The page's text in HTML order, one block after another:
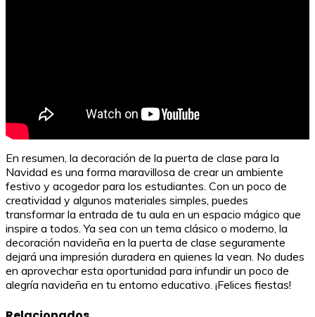
En resumen, la decoración de la puerta de clase para la
Navidad es una forma maravillosa de crear un ambiente
festivo y acogedor para los estudiantes. Con un poco de
creatividad y algunos materiales simples, puedes
transformar la entrada de tu aula en un espacio mágico que
inspire a todos. Ya sea con un tema clásico o moderno, la
decoración navideña en la puerta de clase seguramente
dejará una impresión duradera en quienes la vean. No dudes
en aprovechar esta oportunidad para infundir un poco de
alegría navideña en tu entorno educativo. ¡Felices fiestas!